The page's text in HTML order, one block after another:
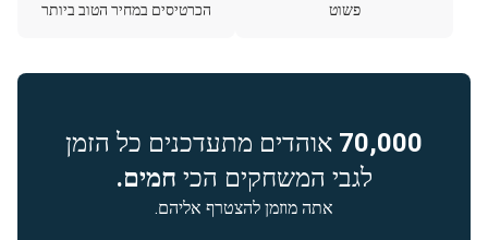
פשוט
הכרטיסים במחיר הטוב ביותר
70,000 אוהדים מתעדכנים כל הזמן
לגבי המשחקים הכי חמים.
אתה מוזמן להצטרף אליהם.